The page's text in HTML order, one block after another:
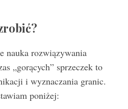
nauka rozwiązywania
„gorących” sprzeczek to
i wyznaczania granic.
poniżej: